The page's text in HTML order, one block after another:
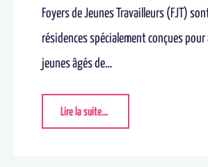
Foyers de Jeunes Travailleurs (FJT)
résidences spécialement conçues pour
jeunes âgés de…
Lire la suite...